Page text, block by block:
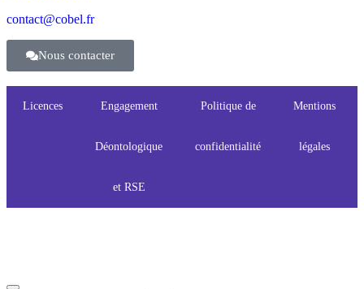
contact@cobel.fr
Nous contacter
Licences Engagement
Déontologique
et RSE
Politique de
confidentialité
Mentions
légales